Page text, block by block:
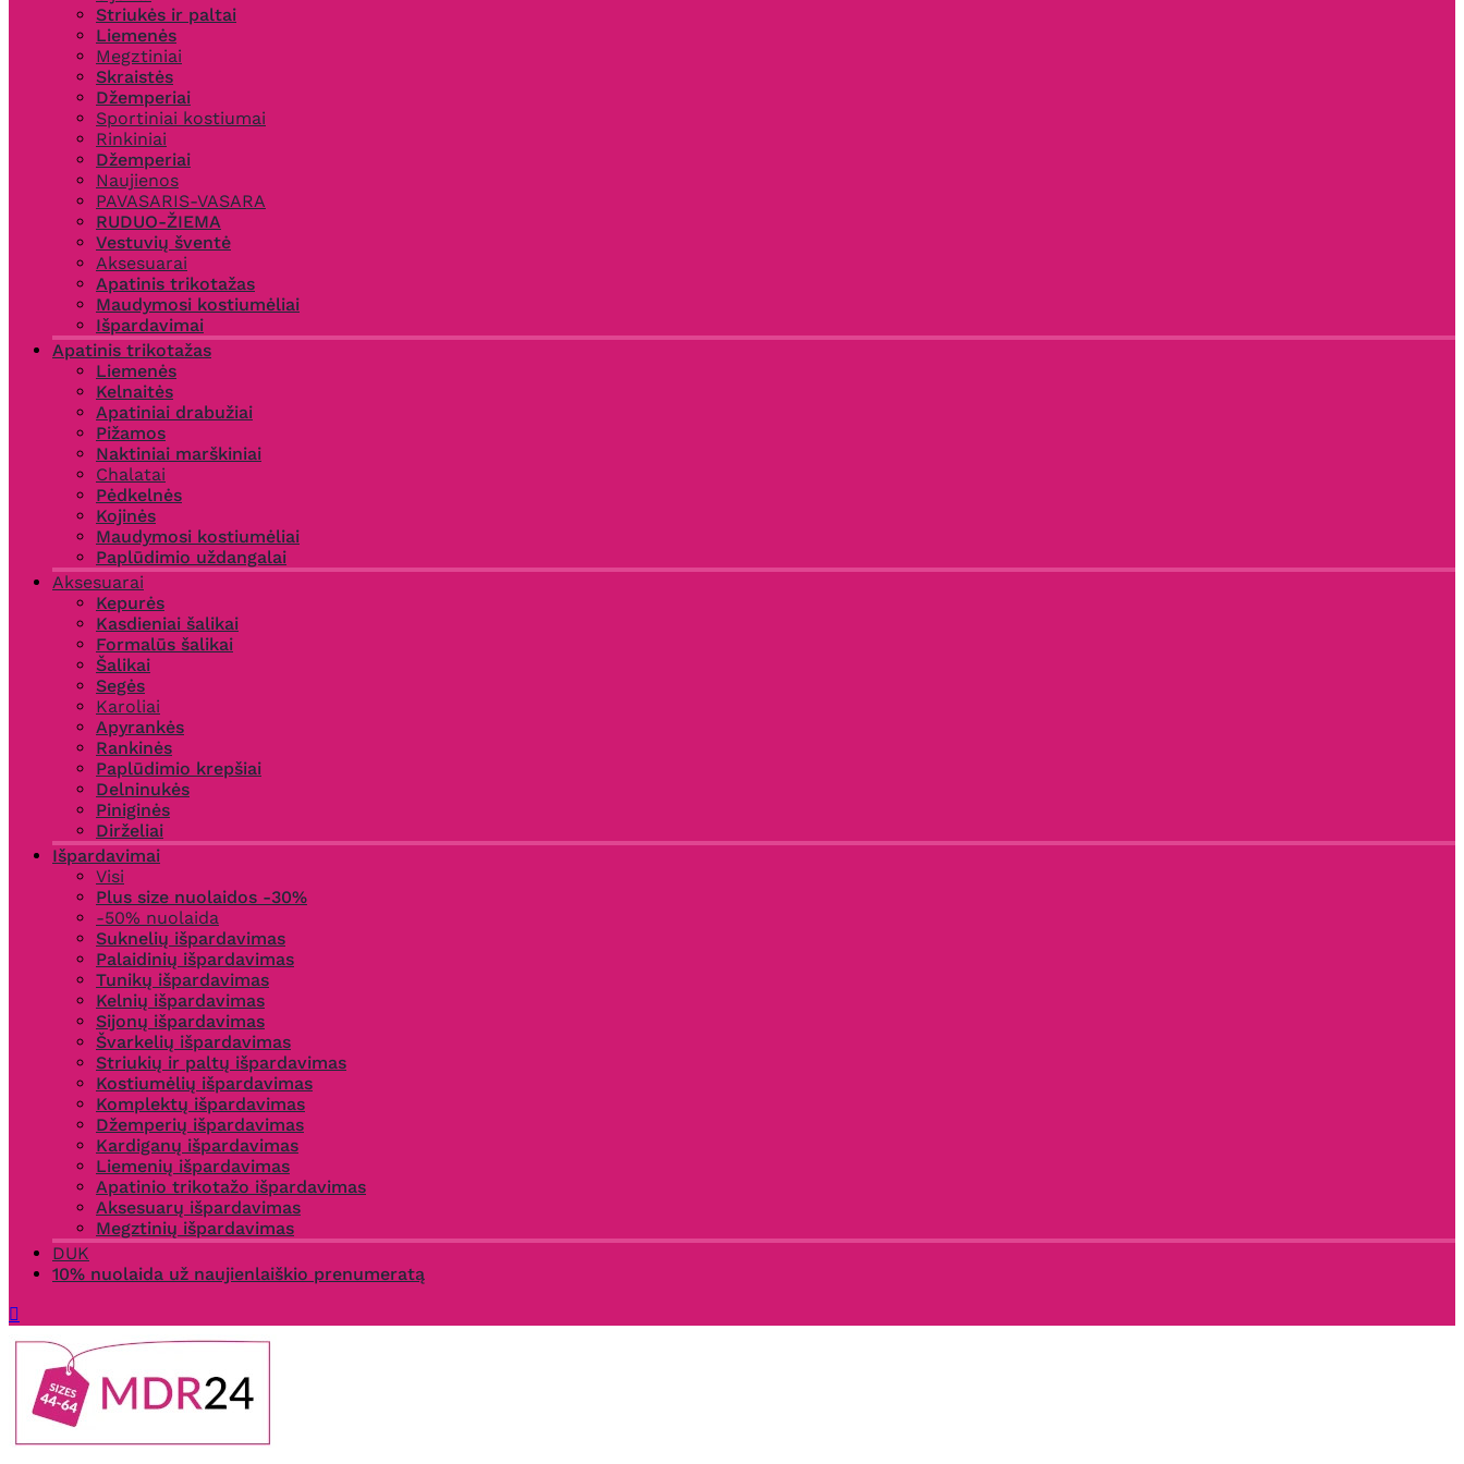
Striukės ir paltai
Liemenės
Megztiniai
Skraistės
Džemperiai
Sportiniai kostiumai
Rinkiniai
Džemperiai
Naujienos
PAVASARIS-VASARA
RUDUO-ŽIEMA
Vestuvių šventė
Aksesuarai
Apatinis trikotažas
Maudymosi kostiumėliai
Išpardavimai
Apatinis trikotažas
Liemenės
Kelnaitės
Apatiniai drabužiai
Pižamos
Naktiniai marškiniai
Chalatai
Pėdkelnės
Kojinės
Maudymosi kostiumėliai
Paplūdimio uždangalai
Aksesuarai
Kepurės
Kasdieniai šalikai
Formalūs šalikai
Šalikai
Segės
Karoliai
Apyrankės
Rankinės
Paplūdimio krepšiai
Delninukės
Piniginės
Dirželiai
Išpardavimai
Visi
Plus size nuolaidos -30%
-50% nuolaida
Suknelių išpardavimas
Palaidinių išpardavimas
Tunikų išpardavimas
Kelnių išpardavimas
Sijonų išpardavimas
Švarkelių išpardavimas
Striukių ir paltų išpardavimas
Kostiumėlių išpardavimas
Komplektų išpardavimas
Džemperių išpardavimas
Kardiganų išpardavimas
Liemenių išpardavimas
Apatinio trikotažo išpardavimas
Aksesuarų išpardavimas
Megztinių išpardavimas
DUK
10% nuolaida už naujienlaiškio prenumeratą
